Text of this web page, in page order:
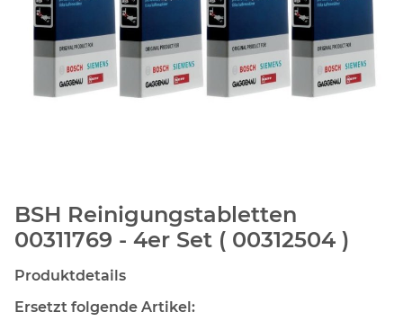
BSH Reinigungstabletten
00311769 - 4er Set ( 00312504 )
Produktdetails
Ersetzt folgende Artikel: